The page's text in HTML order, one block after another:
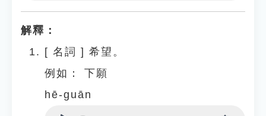
解釋：
[ 名詞 ] 希望。
例如：
下願
hē-guān